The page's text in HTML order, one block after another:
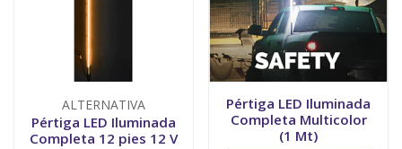
ALTERNATIVA
Pértiga LED Iluminada
Completa 12 pies 12 V
Pértiga LED Iluminada
Completa Multicolor
(1 Mt)